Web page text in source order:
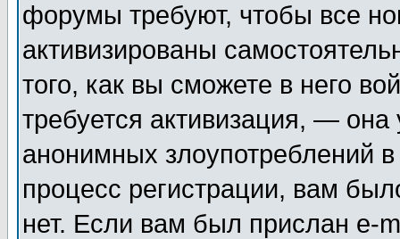
форумы требуют, чтобы все
активизированы
того, как вы сможете в него
требуется активизация, —
анонимных злоупотреблений
процесс регистрации, вам
нет. Если вам был прислан e-